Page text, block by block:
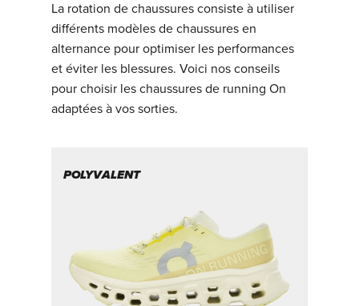
La rotation de chaussures consiste à utiliser
différents modèles de chaussures en
alternance pour optimiser les performances
et éviter les blessures. Voici nos conseils
pour choisir les chaussures de running On
adaptées à vos sorties.
POLYVALENT